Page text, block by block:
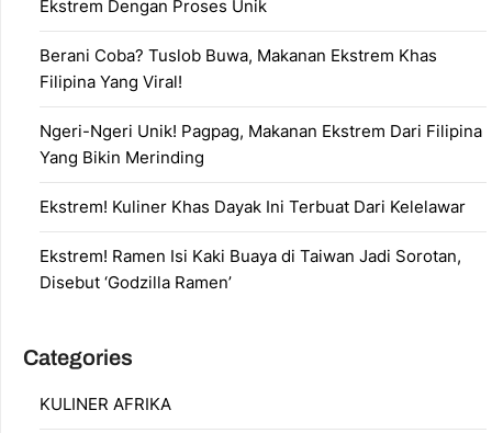
Ekstrem Dengan Proses Unik
Berani Coba? Tuslob Buwa, Makanan Ekstrem Khas
Filipina Yang Viral!
Ngeri-Ngeri Unik! Pagpag, Makanan Ekstrem Dari Filipina
Yang Bikin Merinding
Ekstrem! Kuliner Khas Dayak Ini Terbuat Dari Kelelawar
Ekstrem! Ramen Isi Kaki Buaya di Taiwan Jadi Sorotan,
Disebut ‘Godzilla Ramen’
Categories
KULINER AFRIKA